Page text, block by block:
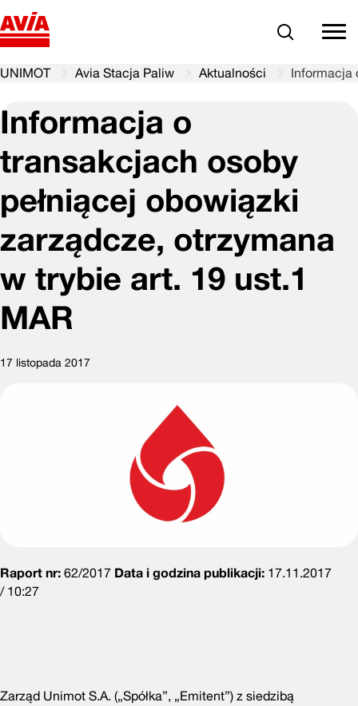
Szukaj
UNIMOT Avia Stacja Paliw Aktualności Informacja
Informacja o
transakcjach osoby
pełniącej obowiązki
zarządcze, otrzymana
w trybie art. 19 ust.1
MAR
17 listopada 2017
Raport nr: 62/2017 Data i godzina publikacji: 17.11.2017
/ 10:27
Zarząd Unimot S.A. („Spółka”, „Emitent”) z siedzibą